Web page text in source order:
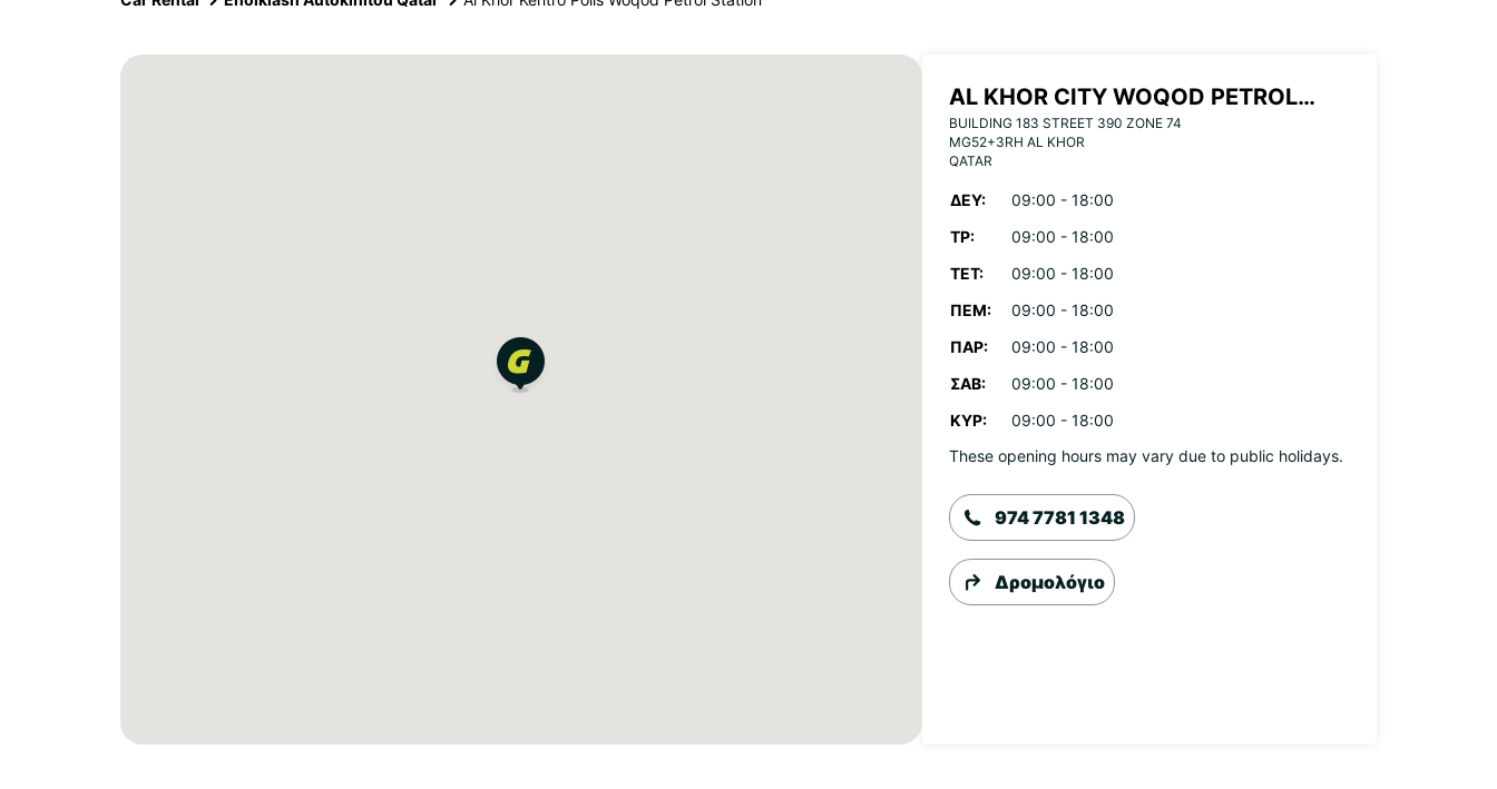
AL KHOR CITY WOQOD PETROL
STATION
BUILDING 183 STREET 390 ZONE 74
MG52+3RH AL KHOR
QATAR
ΔΕΥ:
09:00 - 18:00
ΤΡ:
09:00 - 18:00
ΤΕΤ:
09:00 - 18:00
ΠΈΜ:
09:00 - 18:00
ΠΑΡ:
09:00 - 18:00
ΣΆΒ:
09:00 - 18:00
ΚΥΡ:
09:00 - 18:00
These opening hours may vary due to public holidays.
974 7781 1348
Δρομολόγιο